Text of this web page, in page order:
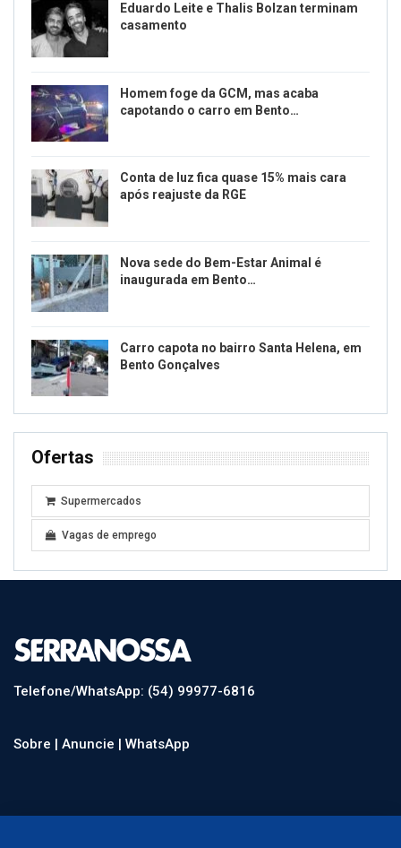
Eduardo Leite e Thalis Bolzan terminam
casamento
Homem foge da GCM, mas acaba
capotando o carro em Bento…
Conta de luz fica quase 15% mais cara
após reajuste da RGE
Nova sede do Bem-Estar Animal é
inaugurada em Bento…
Carro capota no bairro Santa Helena, em
Bento Gonçalves
Ofertas
Supermercados
Vagas de emprego
Telefone/WhatsApp: (54) 99977-6816
Sobre | Anuncie | WhatsApp